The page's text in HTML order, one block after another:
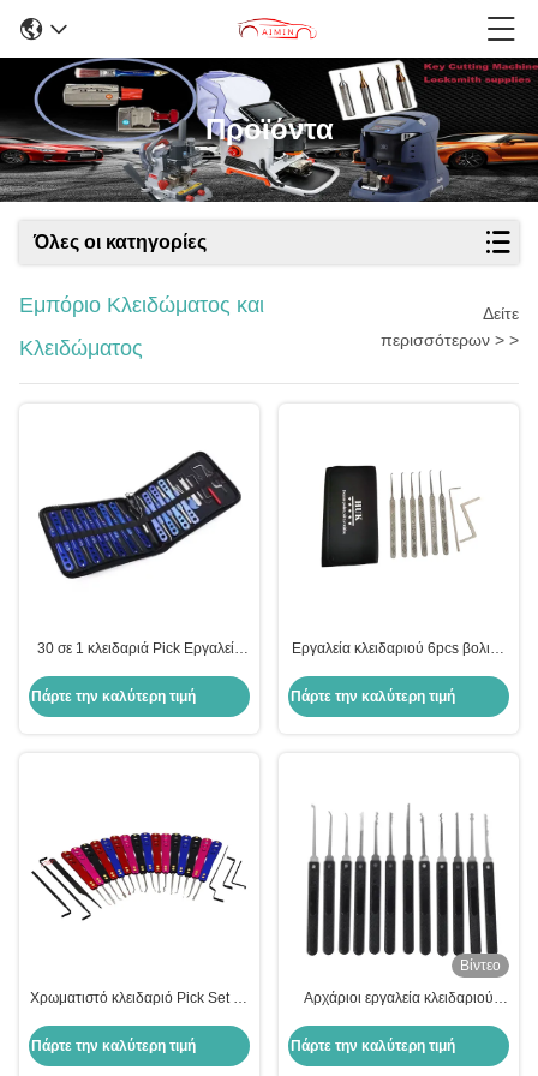
Προϊόντα
Όλες οι κατηγορίες
Εμπόριο Κλειδώματος και
Κλειδώματος
Δείτε
περισσότερων > >
30 σε 1 κλειδαριά Pick Εργαλεία
Πάρτε την καλύτερη τιμή
Εργαλεία κλειδαριού 6pcs βολικό
κλειδαριού Pick Kit
Πάρτε την καλύτερη τιμή
Χρωματιστό κλειδαριό Pick Set 22
αλουμινίου Αυτοκινητό κλειδαριό
Pick Kit εργαλεία κλειδαριού
Πάρτε την καλύτερη τιμή
Βίντεο
Αρχάριοι εργαλεία κλειδαριού
εκπαιδευτικούς σκοπούς,12
Pieces Of Black Locksmith Tools
Πάρτε την καλύτερη τιμή